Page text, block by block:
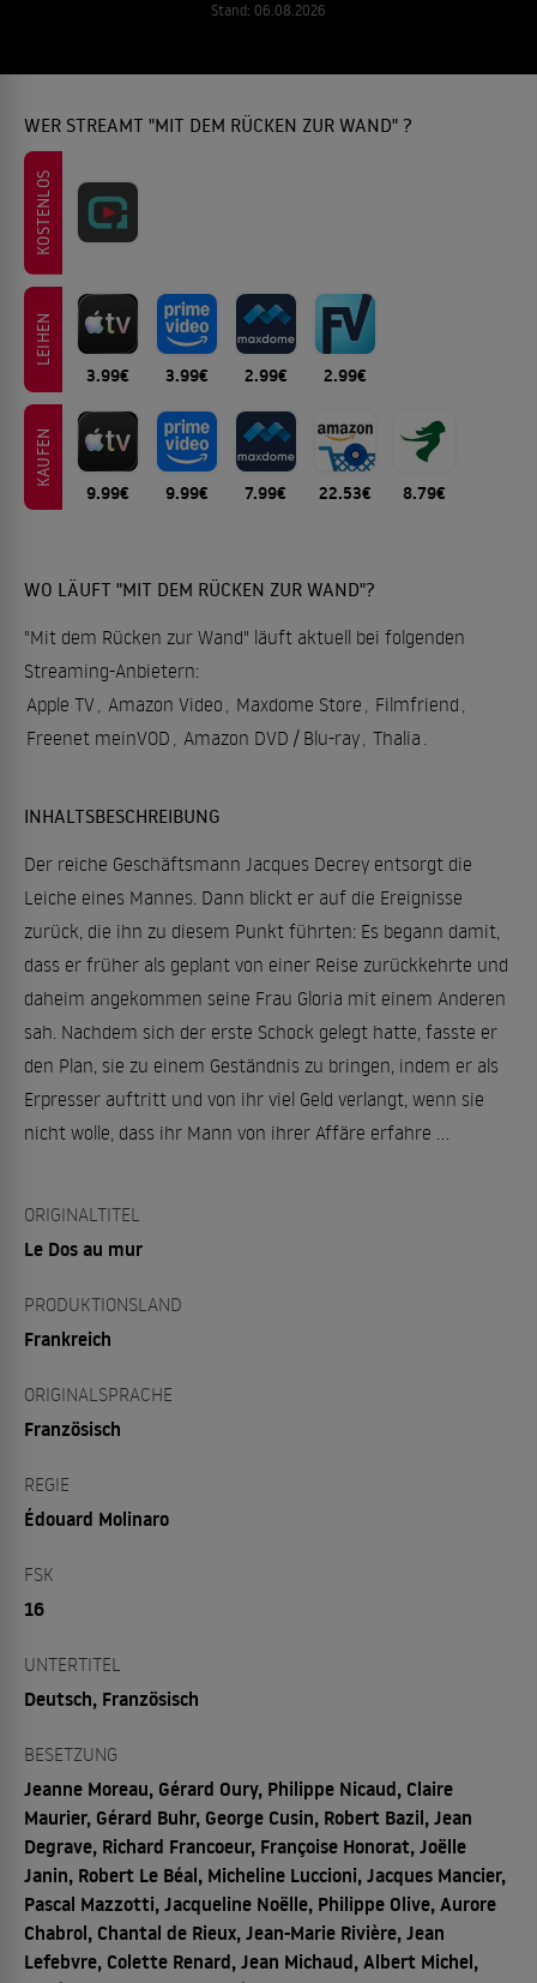
Stand: 06.08.2026
WER STREAMT "MIT DEM RÜCKEN ZUR WAND" ?
KOSTENLOS
LEIHEN
3.99€ 3.99€ 2.99€ 2.99€
KAUFEN
9.99€ 9.99€ 7.99€ 22.53€ 8.79€
WO LÄUFT "MIT DEM RÜCKEN ZUR WAND"?
"Mit dem Rücken zur Wand" läuft aktuell bei folgenden
Streaming-Anbietern:
Apple TV Amazon Video Maxdome Store Filmfriend
Freenet meinVOD
Amazon DVD / Blu-ray Thalia
INHALTSBESCHREIBUNG
Der reiche Geschäftsmann Jacques Decrey entsorgt die
Leiche eines Mannes. Dann blickt er auf die Ereignisse
zurück, die ihn zu diesem Punkt führten: Es begann damit,
dass er früher als geplant von einer Reise zurückkehrte und
daheim angekommen seine Frau Gloria mit einem Anderen
sah. Nachdem sich der erste Schock gelegt hatte, fasste er
den Plan, sie zu einem Geständnis zu bringen, indem er als
Erpresser auftritt und von ihr viel Geld verlangt, wenn sie
nicht wolle, dass ihr Mann von ihrer Affäre erfahre ...
ORIGINALTITEL
Le Dos au mur
PRODUKTIONSLAND
Frankreich
ORIGINALSPRACHE
Französisch
REGIE
Édouard Molinaro
FSK
16
UNTERTITEL
Deutsch, Französisch
BESETZUNG
Jeanne Moreau, Gérard Oury, Philippe Nicaud, Claire
Maurier, Gérard Buhr, George Cusin, Robert Bazil, Jean
Degrave, Richard Francoeur, Françoise Honorat, Joëlle
Janin, Robert Le Béal, Micheline Luccioni, Jacques Mancier,
Pascal Mazzotti, Jacqueline Noëlle, Philippe Olive, Aurore
Chabrol, Chantal de Rieux, Jean-Marie Rivière, Jean
Lefebvre, Colette Renard, Jean Michaud, Albert Michel,